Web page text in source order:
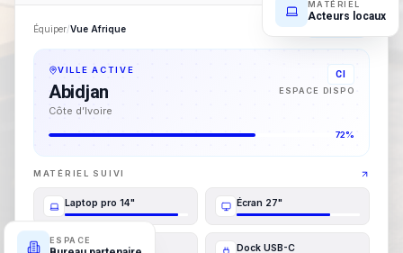
Équiper/Vue Afrique
VILLE ACTIVE
Nairobi
Kenya
KE
ESPACE DISPO
72%
MATÉRIEL SUIVI
Laptop pro 14" Écran 27"
Casque visio Dock USB-C
ESPACE
Acteurs locaux